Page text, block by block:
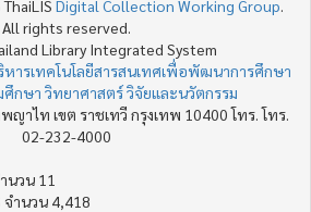
Digital Collection Working Group
All rights reserved.
Library Integrated System
ารเทคโนโลยีสารสนเทศเพื่อพัฒนาการศึกษา
ศึกษา วิทยาศาสตร์ วิจัยและนวัตกรรม
ญาไท เขต ราชเทวี กรุงเทพ 10400 โทร. โทร.
02-232-4000
นวน 11
จำนวน 4,418